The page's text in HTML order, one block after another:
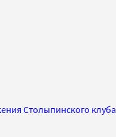
Столыпинского клуба